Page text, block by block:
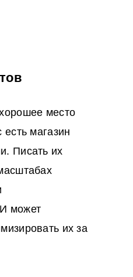
место
магазин
Писать их
может
их за